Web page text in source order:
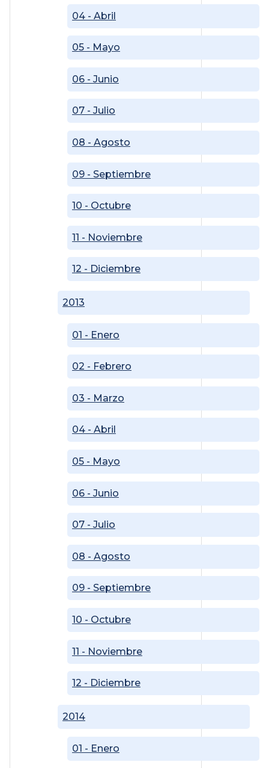
04 - Abril
05 - Mayo
06 - Junio
07 - Julio
08 - Agosto
09 - Septiembre
10 - Octubre
11 - Noviembre
12 - Diciembre
2013
01 - Enero
02 - Febrero
03 - Marzo
04 - Abril
05 - Mayo
06 - Junio
07 - Julio
08 - Agosto
09 - Septiembre
10 - Octubre
11 - Noviembre
12 - Diciembre
2014
01 - Enero